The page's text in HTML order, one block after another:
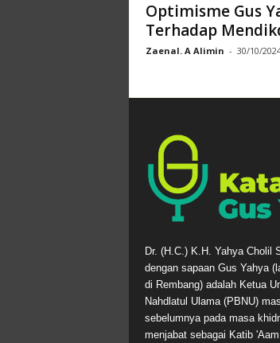
Optimisme Gus
Terhadap
Zaenal. A Alimin - 30/10/
Dr. (H.C.) K.H. Yahya Cholil
dengan sapaan Gus Yahya
di Rembang) adalah Ketua
Nahdlatul Ulama (PBNU)
sebelumnya pada masa
menjabat sebagai Katib